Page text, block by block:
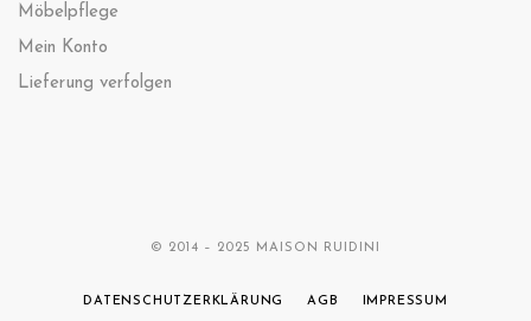
Möbelpflege
Mein Konto
Lieferung verfolgen
© 2014 – 2025 MAISON RUIDINI
DATENSCHUTZERKLÄRUNG AGB IMPRESSUM